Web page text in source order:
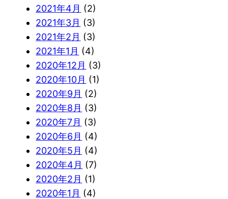
2021年4月 (2)
2021年3月 (3)
2021年2月 (3)
2021年1月 (4)
2020年12月 (3)
2020年10月 (1)
2020年9月 (2)
2020年8月 (3)
2020年7月 (3)
2020年6月 (4)
2020年5月 (4)
2020年4月 (7)
2020年2月 (1)
2020年1月 (4)